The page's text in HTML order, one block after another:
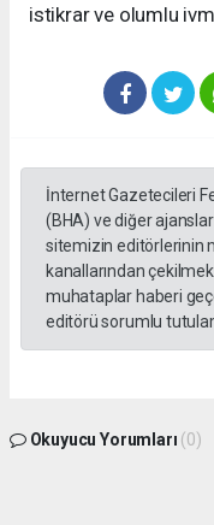
istikrar ve olumlu
İnternet Gazetecileri
(BHA) ve diğer
sitemizin editörlerinin
kanallarından
muhataplar haberi
editörü sorumlu
Okuyucu Yorumları (0)